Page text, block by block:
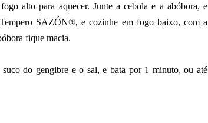
alto para aquecer. Junte a cebola e a abóbora, e
SAZÓN®, e cozinhe em fogo baixo, com a
fique macia.
do gengibre e o sal, e bata por 1 minuto, ou até